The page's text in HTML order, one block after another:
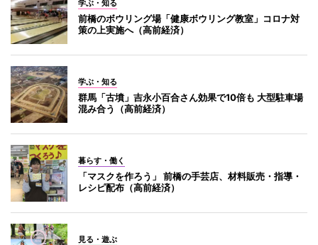
学ぶ・知る
前橋のボウリング場「健康ボウリング教室」コロナ対
策の上実施へ（高前経済）
学ぶ・知る
群馬「古墳」吉永小百合さん効果で10倍も 大型駐車場
混み合う（高前経済）
暮らす・働く
「マスクを作ろう」 前橋の手芸店、材料販売・指導・
レシピ配布（高前経済）
見る・遊ぶ